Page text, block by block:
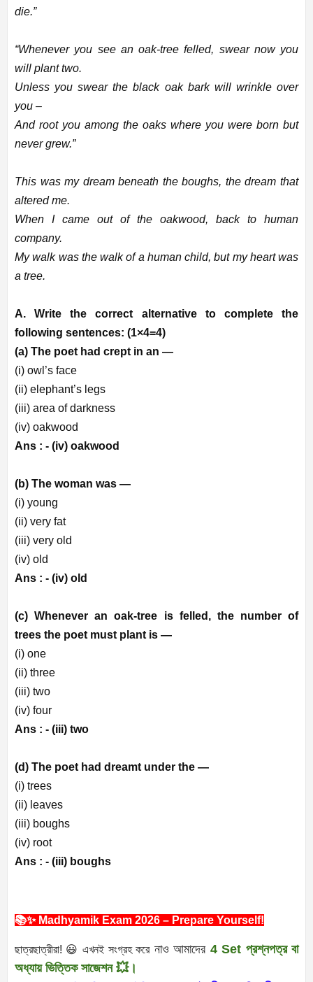
die.”
“Whenever you see an oak-tree felled, swear now you
will plant two.
Unless you swear the black oak bark will wrinkle over
you –
And root you among the oaks where you were born but
never grew.”
This was my dream beneath the boughs, the dream that
altered me.
When I came out of the oakwood, back to human
company.
My walk was the walk of a human child, but my heart was
a tree.
A. Write the correct alternative to complete the
following sentences: (1×4=4)
(a) The poet had crept in an —
(i) owl’s face
(ii) elephant’s legs
(iii) area of darkness
(iv) oakwood
Ans : - (iv) oakwood
(b) The woman was —
(i) young
(ii) very fat
(iii) very old
(iv) old
Ans : - (iv) old
(c) Whenever an oak-tree is felled, the number of
trees the poet must plant is —
(i) one
(ii) three
(iii) two
(iv) four
Ans : - (iii) two
(d) The poet had dreamt under the —
(i) trees
(ii) leaves
(iii) boughs
(iv) root
Ans : - (iii) boughs
📚✨ Madhyamik Exam 2026 – Prepare Yourself!
ছাত্রছাত্রীরা! 😃 এখনই সংগ্রহকরেনাও আমাদের 4 Set প্রশ্নপত্র বা
অধ্যায় ভিত্তিক সাজেশন 💥।